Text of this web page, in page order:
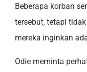
Beberapa korban
tersebut, tetapi
mereka inginkan
Odie meminta